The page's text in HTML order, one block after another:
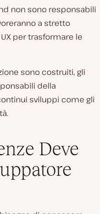
non sono responsabili
a stretto
per trasformare le
sono costruiti, gli
della
sviluppi come gli
Deve